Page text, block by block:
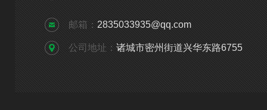
邮箱： 2835033935@qq.com
公司地址： 诸城市密州街道兴华东路6755